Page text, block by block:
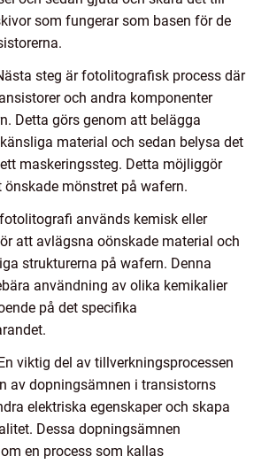
som fungerar som basen för de
steg är fotolitografisk process där
och andra komponenter
Detta görs genom att belägga
material och sedan belysa det
maskeringssteg. Detta möjliggör
önskade mönstret på wafern.
används kemisk eller
att avlägsna oönskade material och
strukturerna på wafern. Denna
användning av olika kemikalier
på det specifika
viktig del av tillverkningsprocessen
av dopningsämnen i transistorns
elektriska egenskaper och skapa
Dessa dopningsämnen
en process som kallas